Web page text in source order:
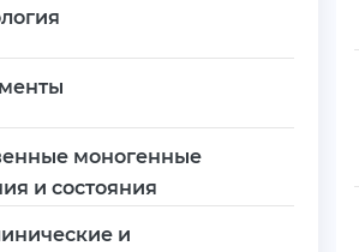
моногенные
и состояния
и